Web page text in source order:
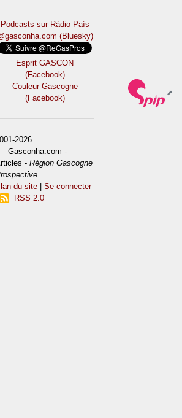
Podcasts sur Ràdio País
(Bluesky)
Esprit GASCON
(Facebook)
Couleur Gascogne
(Facebook)
2026
Gasconha.com -
-Région Gascogne
du site |Se connecter
RSS 2.0